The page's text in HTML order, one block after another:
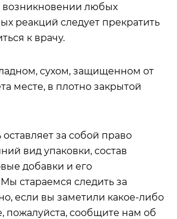
возникновении любых
реакций следует прекратить
к врачу.
сухом, защищенном от
месте, в плотно закрытой
за собой право
вид упаковки, состав
добавки и его
стараемся следить за
если вы заметили какое-либо
пожалуйста, сообщите нам об